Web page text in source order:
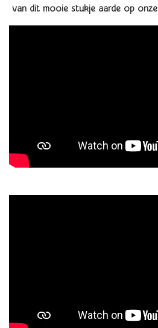
van dit mooie stukje aarde op